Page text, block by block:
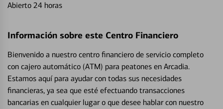
Abierto 24 horas
Información sobre este Centro Financiero
Bienvenido a nuestro centro financiero de servicio completo
con cajero automático (ATM) para peatones en Arcadia.
Estamos aquí para ayudar con todas sus necesidades
financieras, ya sea que esté efectuando transacciones
bancarias en cualquier lugar o que desee hablar con nuestro